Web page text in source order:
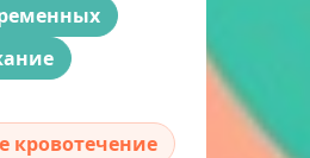
кровотечение